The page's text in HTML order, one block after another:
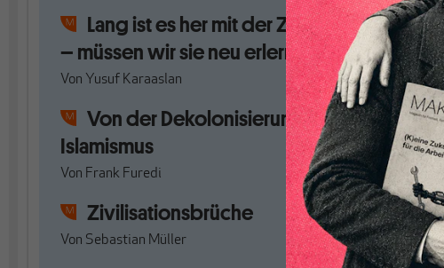
Lang ist es her mit der Zivilisation
– müssen wir sie neu erlernen?
Von Yusuf Karaaslan
Von der Dekolonisierung zum
Islamismus
Von Frank Furedi
Zivilisationsbrüche
Von Sebastian Müller